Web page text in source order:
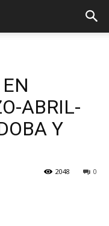
ABRIL-
Y
0
2048